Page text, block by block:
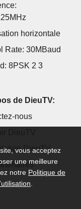
horizontale
Rate: 30MBaud
8PSK 2 3
de DieuTV:
nous
DieuTV
vous acceptez
une meilleure
notre Politique de